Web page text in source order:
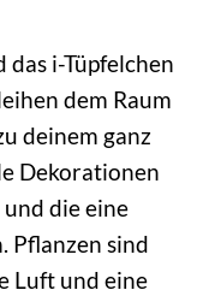
i-Tüpfelchen
dem Raum
deinem ganz
Dekorationen
die eine
Pflanzen sind
Luft und eine